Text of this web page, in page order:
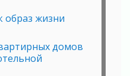
образ жизни
домов